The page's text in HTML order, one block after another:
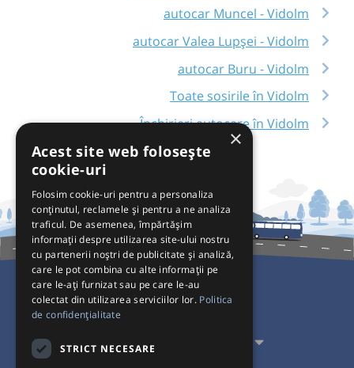
autocar Muncel - Vidolm
autocar Valea Lupșei - Vidolm
autocar Buru - Vidolm
Toate sosirile în Vidolm
Închirieri autocare în Vidolm
Pentru Călători
Pentru Transportatori
×
Acest site web folosește
cookie-uri
Folosim cookie-uri pentru a personaliza
conținutul, reclamele și pentru a ne analiza
traficul. De asemenea, împărtășim
informații despre utilizarea site-ului nostru
cu partenerii noștri de publicitate și analiză,
care le pot combina cu alte informații pe
care le-ați furnizat sau pe care le-au
colectat din utilizarea serviciilor lor. Politica
de confidențialitate
STRICT NECESARE